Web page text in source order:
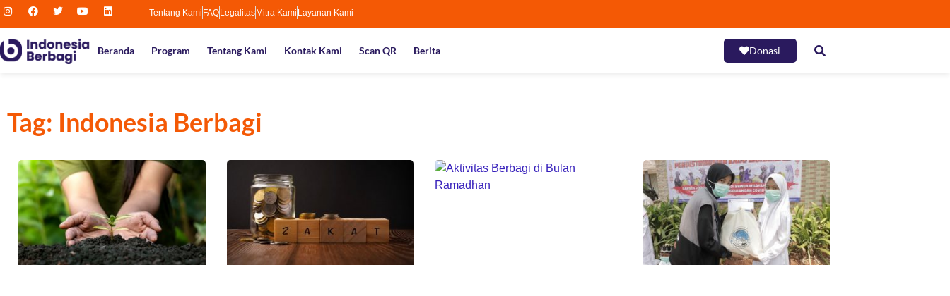
Tentang Kami FAQLegalitasMitra Kami Layanan Kami
Beranda Program Tentang Kami Kontak Kami Scan QR Berita Donasi
Tag: Indonesia Berbagi